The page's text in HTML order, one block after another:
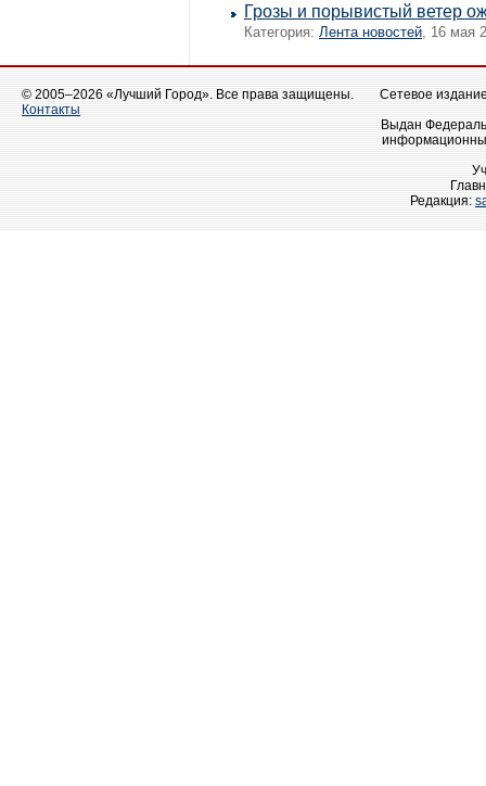
Грозы и порывистый ветер
Категория: Лента новостей, 16 мая
© 2005–2026 «Лучший Город». Все права защищены.
Контакты
Сетевое
Выдан
Редакция: